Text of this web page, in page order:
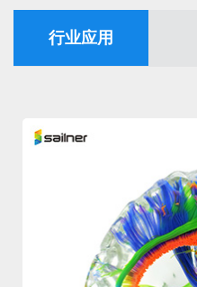
、黄色 、白色、黑色等6
色，可应用于高透、全彩
行业应用